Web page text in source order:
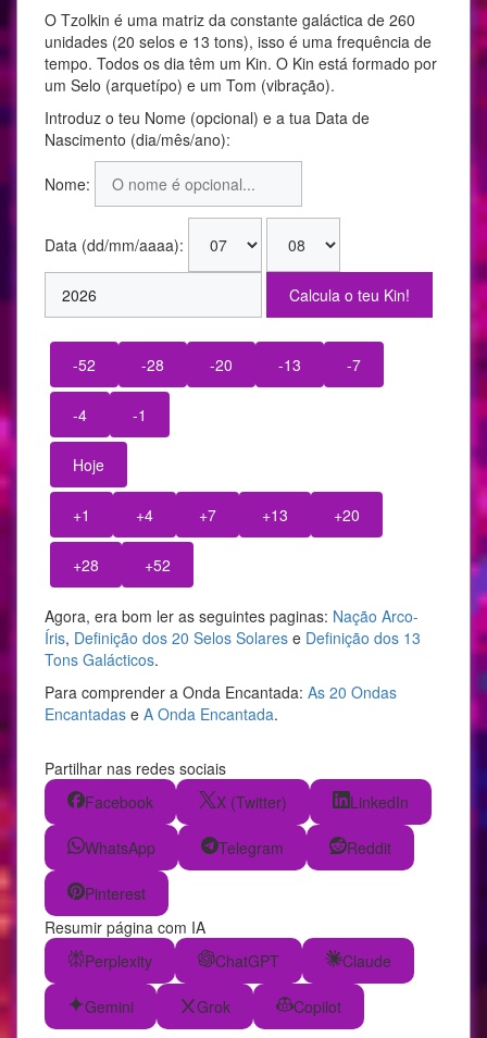
O Tzolkin é uma matriz da constante galáctica de 260
unidades (20 selos e 13 tons), isso é uma frequência de
tempo. Todos os dia têm um Kin. O Kin está formado por
um Selo (arquetípo) e um Tom (vibração).
Introduz o teu Nome (opcional) e a tua Data de
Nascimento (dia/mês/ano):
Nome:
e
Data (dd/mm/aaaa):
s
o
Agora, era bom ler as seguintes paginas: Nação Arco-
Íris, Definição dos 20 Selos Solares e Definição dos 13
Tons Galácticos.
Para comprender a Onda Encantada: As 20 Ondas
Encantadas e A Onda Encantada.
Partilhar nas redes sociais
Facebook
X (Twitter) LinkedIn
WhatsApp Telegram Reddit
Pinterest
Resumir página com IA
Perplexity
ChatGPT Claude
Gemini Grok Copilot